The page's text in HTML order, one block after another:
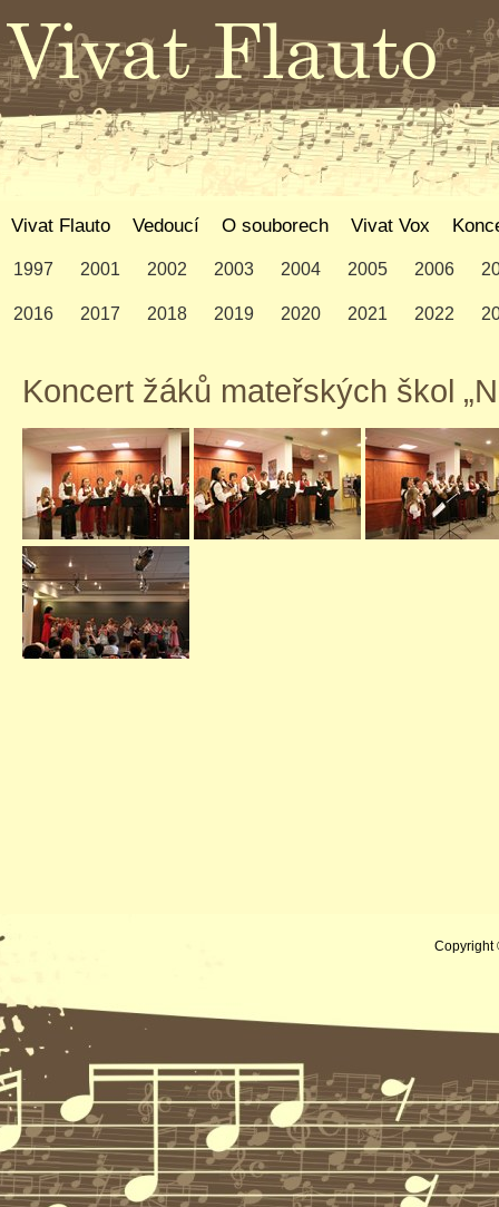
Vivat Flauto Vedoucí O souborech Vivat Vox
1997 2001 2002 2003 2004 2005 2006
2016 2017 2018 2019 2020 2021 2022
Koncert žáků mateřských škol
Copyright